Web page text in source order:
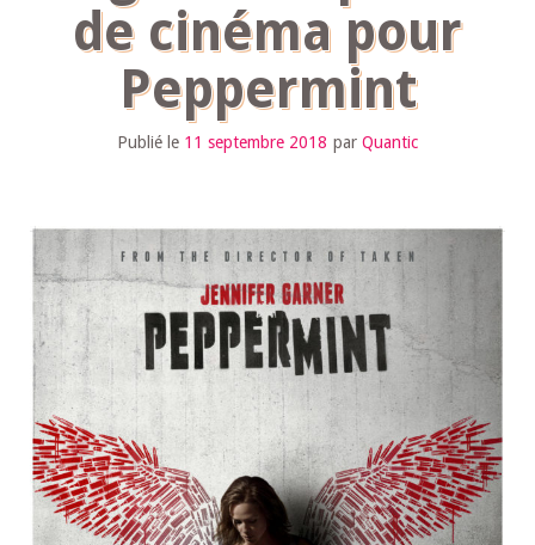
de cinéma pour
Peppermint
Publié le 11 septembre 2018 par Quantic